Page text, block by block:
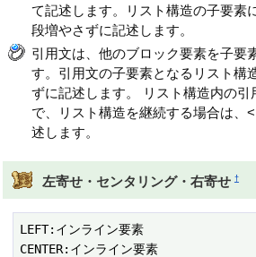
て記述します。リスト構造の子要素
段増やさずに記述します。
引用文は、他のブロック要素を子要
す。引用文の子要素となるリスト構
ずに記述します。 リスト構造内の引
で、リスト構造を継続する場合は、
述します。
左寄せ・センタリング・右寄せ †
LEFT:インライン要素
CENTER:インライン要素